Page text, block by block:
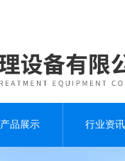
产品展示 行业资讯